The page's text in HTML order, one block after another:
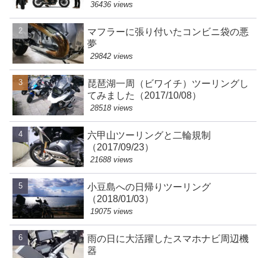
36436 views
マフラーに張り付いたコンビニ袋の悪
夢
29842 views
琵琶湖一周（ビワイチ）ツーリングし
てみました（2017/10/08）
28518 views
六甲山ツーリングと二輪規制
（2017/09/23）
21688 views
小豆島への日帰りツーリング
（2018/01/03）
19075 views
雨の日に大活躍したスマホナビ周辺機
器